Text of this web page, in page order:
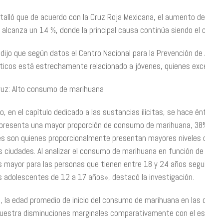
que de acuerdo con la Cruz Roja Mexicana, el aumento
un 14 %, donde la principal causa continúa siendo el
que según datos el Centro Nacional para la Prevención
está estrechamente relacionado a jóvenes, quienes
Alto consumo de marihuana
en el capítulo dedicado a las sustancias ilícitas, se hace
una mayor proporción de consumo de marihuana,
son quienes proporcionalmente presentan mayores
ciudades. Al analizar el consumo de marihuana en función
mayor para las personas que tienen entre 18 y 24 años
adolescentes de 12 a 17 años», destacó la investigación.
la edad promedio de inicio del consumo de marihuana en
disminuciones marginales comparativamente con el